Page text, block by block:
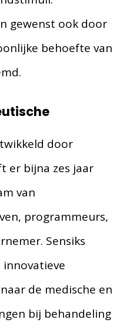
gewenst ook door
behoefte van
door
er bijna zes jaar
van
programmeurs,
Sensiks
de medische en
bij behandeling